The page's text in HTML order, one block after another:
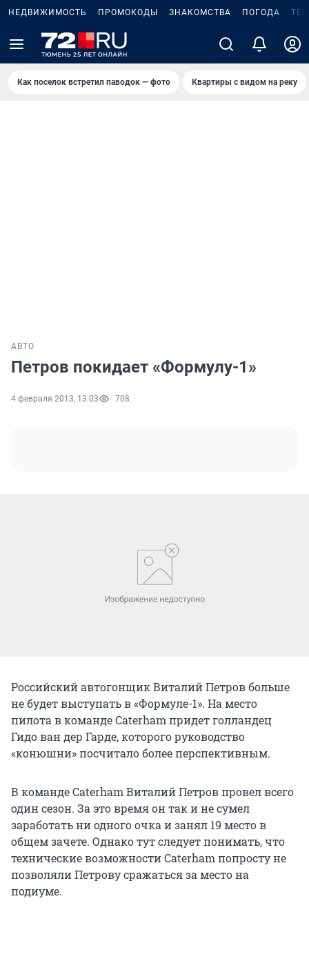
НЕДВИЖИМОСТЬ ПРОМОКОДЫ ЗНАКОМСТВА ПОГОДА
Как поселок встретил паводок — фото Квартиры с видом на реку
АВТО
Петров покидает «Формулу-1»
4 февраля 2013, 13:03 708
Российский автогонщик Виталий Петров больше
не будет выступать в «Формуле-1». На место
пилота в команде Caterham придет голландец
Гидо ван дер Гарде, которого руководство
«конюшни» посчитало более перспективным.
В команде Caterham Виталий Петров провел всего
один сезон. За это время он так и не сумел
заработать ни одного очка и занял 19 место в
общем зачете. Однако тут следует понимать, что
технические возможности Caterham попросту не
позволяли Петрову сражаться за место на
подиуме.